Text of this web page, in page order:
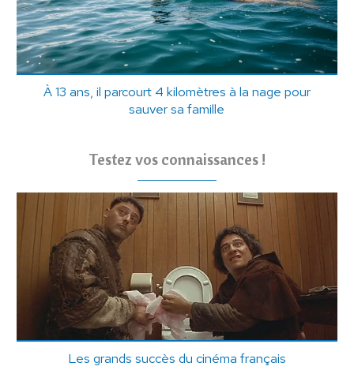
À 13 ans, il parcourt 4 kilomètres à la nage pour
sauver sa famille
Testez vos connaissances !
Les grands succès du cinéma français